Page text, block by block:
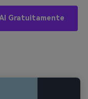
Gratuitamente